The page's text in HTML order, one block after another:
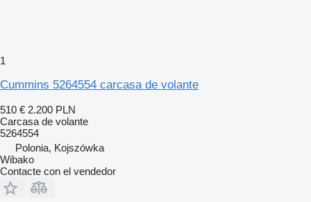
1
Cummins 5264554 carcasa de volante
510 € 2.200 PLN
Carcasa de volante
5264554
Polonia, Kojszówka
Wibako
Contacte con el vendedor